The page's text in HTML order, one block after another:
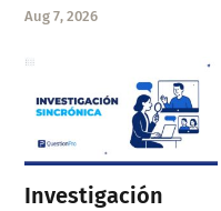
Aug 7, 2026
Investigación